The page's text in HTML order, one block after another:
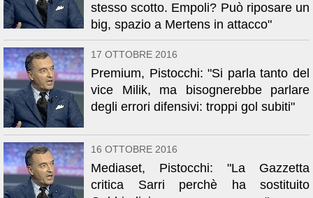
stesso scotto. Empoli? Può riposare un
big, spazio a Mertens in attacco"
17 OTTOBRE 2016
Premium, Pistocchi: "Si parla tanto del
vice Milik, ma bisognerebbe parlare
degli errori difensivi: troppi gol subiti"
16 OTTOBRE 2016
Mediaset, Pistocchi: "La Gazzetta
critica Sarri perchè ha sostituito